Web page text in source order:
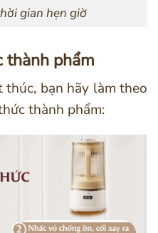
gian hẹn giờ
thành phẩm
thúc, bạn hãy làm theo
thành phẩm: